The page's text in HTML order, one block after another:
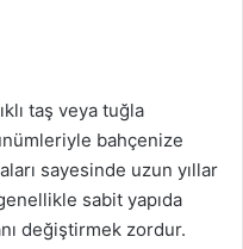
taş veya tuğla
bahçenize
sayesinde uzun yıllar
sabit yapıda
değiştirmek zordur.